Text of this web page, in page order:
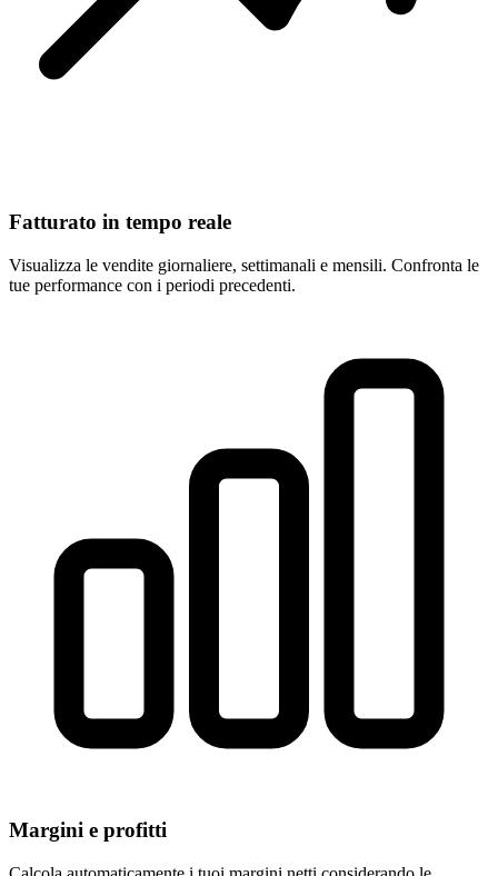
Fatturato in tempo reale
Visualizza le vendite giornaliere, settimanali e mensili. Confronta le
tue performance con i periodi precedenti.
Margini e profitti